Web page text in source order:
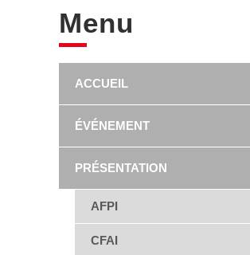
Menu
ACCUEIL
ÉVÉNEMENT
PRÉSENTATION
AFPI
CFAI